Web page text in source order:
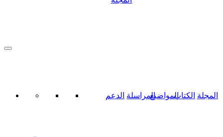
الدعم المراسلةالمواضيعالكتاب المجلة